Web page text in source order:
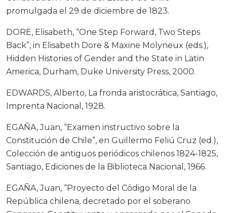
promulgada el 29 de diciembre de 1823.
DORE, Elisabeth, “One Step Forward, Two Steps
Back”, in Elisabeth Dore & Maxine Molyneux (eds.),
Hidden Histories of Gender and the State in Latin
America, Durham, Duke University Press, 2000.
EDWARDS, Alberto, La fronda aristocrática, Santiago,
Imprenta Nacional, 1928.
EGAÑA, Juan, “Examen instructivo sobre la
Constitución de Chile”, en Guillermo Feliú Cruz (ed.),
Colección de antiguos periódicos chilenos 1824-1825,
Santiago, Ediciones de la Biblioteca Nacional, 1966.
EGAÑA, Juan, “Proyecto del Código Moral de la
República chilena, decretado por el soberano